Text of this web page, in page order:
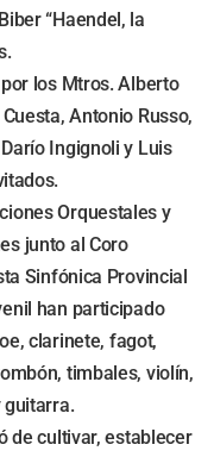
“Haendel, la
los Mtros. Alberto
Antonio Russo,
Ingignoli y Luis
Orquestales y
junto al Coro
Sinfónica Provincial
han participado
clarinete, fagot,
timbales, violín,
guitarra.
de cultivar, establecer